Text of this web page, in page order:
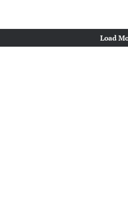
Load